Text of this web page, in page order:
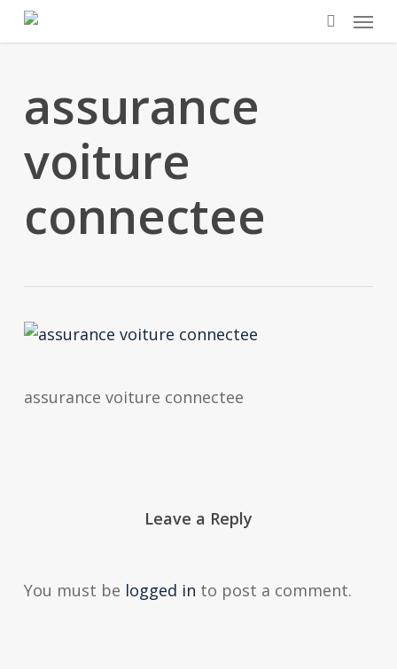
Skip
search
Menu
assurance
voiture
connectee
assurance voiture connectee
Leave a Reply
You must be logged in to post a comment.